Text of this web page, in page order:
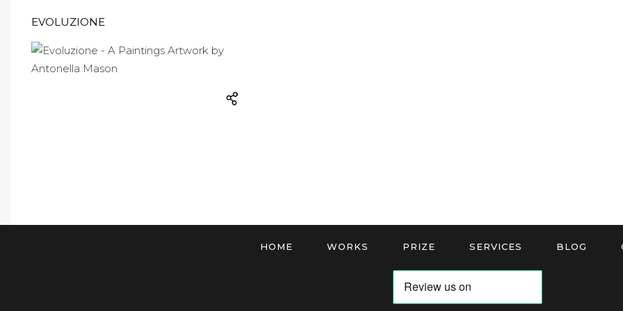
EVOLUZIONE
HOME WORKS PRIZE SERVICES BLOG